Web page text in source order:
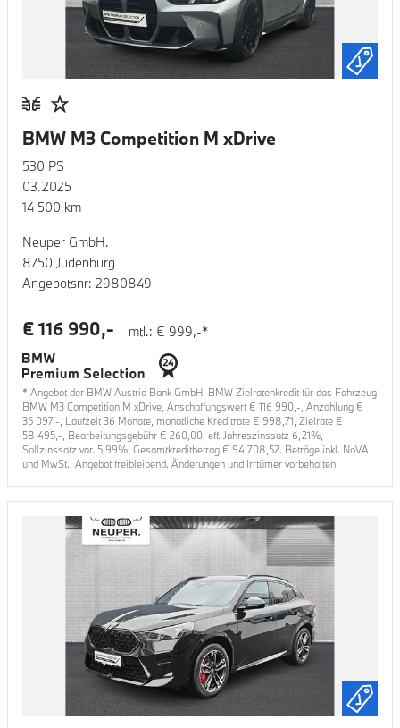
BMW M3 Competition M xDrive
530 PS
03.2025
14 500 km
Neuper GmbH.
8750 Judenburg
Angebotsnr: 2980849
mtl.: € 999,-*
€ 116 990,-
* Angebot der BMW Austria Bank GmbH. BMW Zielratenkredit für das Fahrzeug
BMW M3 Competition M xDrive , Anschaffungswert € 116 990 ,-, Anzahlung €
35 097,-, Laufzeit36 Monate, monatliche Kreditrate € 998,71 , Zielrate €
58 495 ,-, Bearbeitungsgebühr € 260,00 , eff. Jahreszinssatz 6,21%,
Sollzinssatz var. 5,99%, Gesamtkreditbetrag € 94 708,52. Beträge inkl. NoVA
und MwSt.. Angebot freibleibend. Änderungen und Irrtümer vorbehalten.